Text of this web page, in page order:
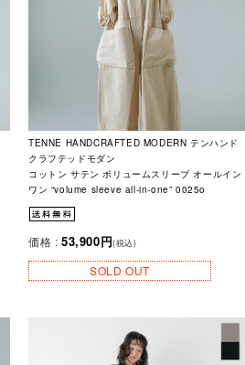
TENNE HANDCRAFTED MODERN テンハンド
クラフテッドモダン
コットン サテン ボリュームスリーブ オールイン
ワン “volume sleeve all-in-one” 0025o
価格 : 53,900円(税込)
SOLD OUT